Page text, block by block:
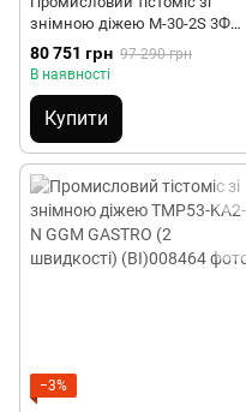
знімною діжею M-30-2S 3Ф
ITPIZZA
80 751 грн 97 290 грн
В наявності
Купити
−3%